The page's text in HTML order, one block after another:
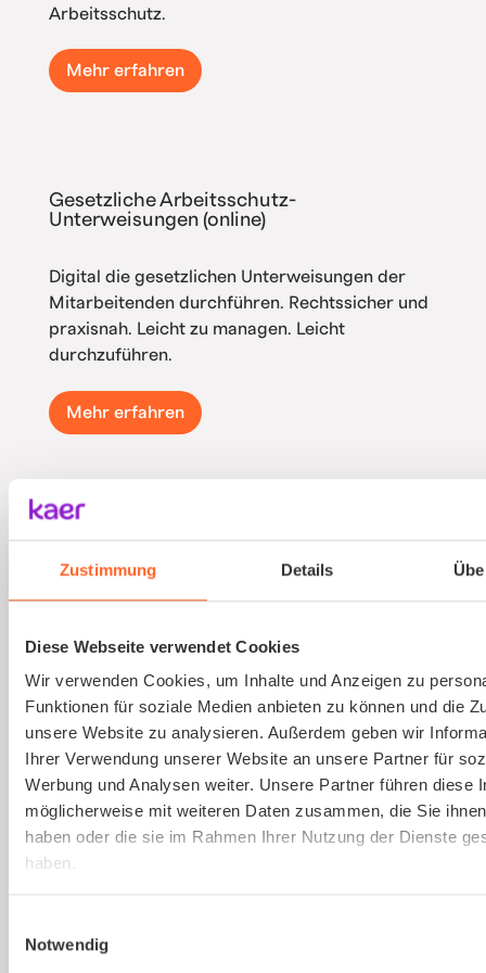
Zustimmung Details
Diese Webseite verwendet Cookies
Wir verwenden Cookies, um Inhalte und Anzeigen zu
Funktionen für soziale Medien anbieten zu können und die
unsere Website zu analysieren. Außerdem geben wir
Ihrer Verwendung unserer Website an unsere Partner für
Werbung und Analysen weiter. Unsere Partner führen diese
möglicherweise mit weiteren Daten zusammen, die Sie
haben oder die sie im Rahmen Ihrer Nutzung der Dienste
haben.
Notwendig
Arbeitsschutz.
Mehr erfahren
Gesetzliche Arbeitsschutz-
Unterweisungen (online)
Digital die gesetzlichen Unterweisungen der
Mitarbeitenden durchführen. Rechtssicher und
praxisnah. Leicht zu managen. Leicht
durchzuführen.
Mehr erfahren
Ausbildung von Sicherheitsbeauftragten
(virtuell)
Sicherheitsbeauftragten absolvieren. An nur
einem Tag. Strukturierte Schulung, praxisnah
und interessant.
Mehr erfahren